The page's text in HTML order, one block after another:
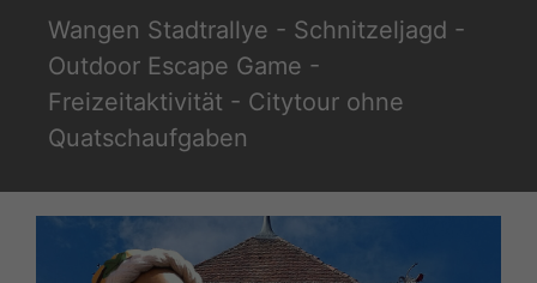
springen
Wangen Stadtrallye - Schnitzeljagd -
Outdoor Escape Game -
Freizeitaktivität - Citytour ohne
Quatschaufgaben